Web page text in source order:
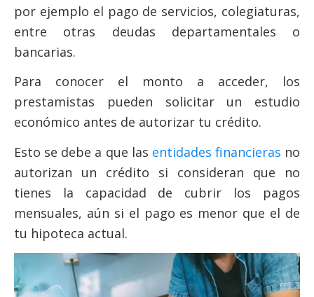
por ejemplo el pago de servicios, colegiaturas,
entre otras deudas departamentales o
bancarias.
Para conocer el monto a acceder, los
prestamistas pueden solicitar un estudio
económico antes de autorizar tu crédito.
Esto se debe a que las entidades financieras no
autorizan un crédito si consideran que no
tienes la capacidad de cubrir los pagos
mensuales, aún si el pago es menor que el de
tu hipoteca actual.